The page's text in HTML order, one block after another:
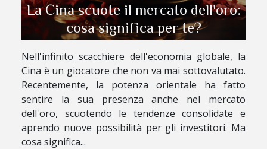
La Cina scuote il mercato dell'oro:
cosa significa per te?
Nell'infinito scacchiere dell'economia globale, la
Cina è un giocatore che non va mai sottovalutato.
Recentemente, la potenza orientale ha fatto
sentire la sua presenza anche nel mercato
dell'oro, scuotendo le tendenze consolidate e
aprendo nuove possibilità per gli investitori. Ma
cosa significa...